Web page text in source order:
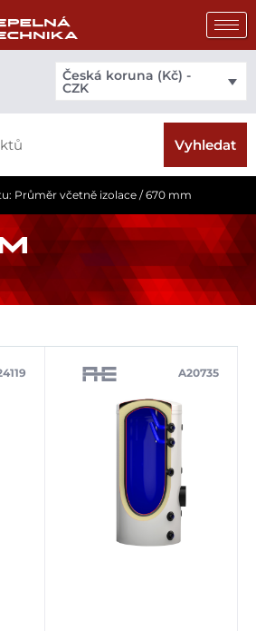
Česká koruna (Kč) -
CZK
Vyhledat
Průměr včetně izolace / 670 mm
A20735